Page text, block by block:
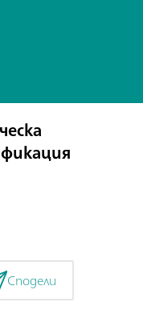
Сподели